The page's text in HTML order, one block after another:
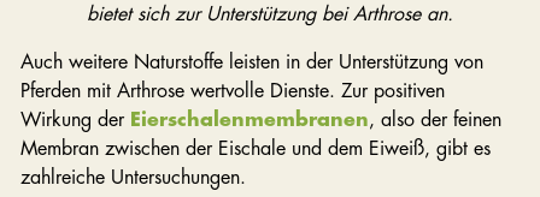
bietet sich zur Unterstützung bei Arthrose an.
Auch weitere Naturstoffe leisten in der Unterstützung von
Pferden mit Arthrose wertvolle Dienste. Zur positiven
Wirkung der Eierschalenmembranen, also der feinen
Membran zwischen der Eischale und dem Eiweiß, gibt es
zahlreiche Untersuchungen.